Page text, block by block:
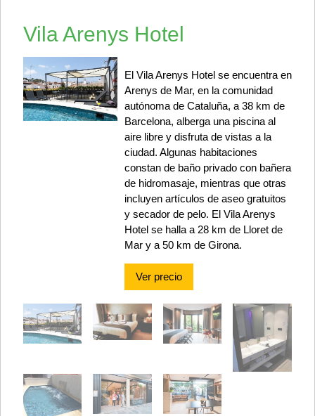
Vila Arenys Hotel
El Vila Arenys Hotel se encuentra en
Arenys de Mar, en la comunidad
autónoma de Cataluña, a 38 km de
Barcelona, alberga una piscina al
aire libre y disfruta de vistas a la
ciudad. Algunas habitaciones
constan de baño privado con bañera
de hidromasaje, mientras que otras
incluyen artículos de aseo gratuitos
y secador de pelo. El Vila Arenys
Hotel se halla a 28 km de Lloret de
Mar y a 50 km de Girona.
Ver precio